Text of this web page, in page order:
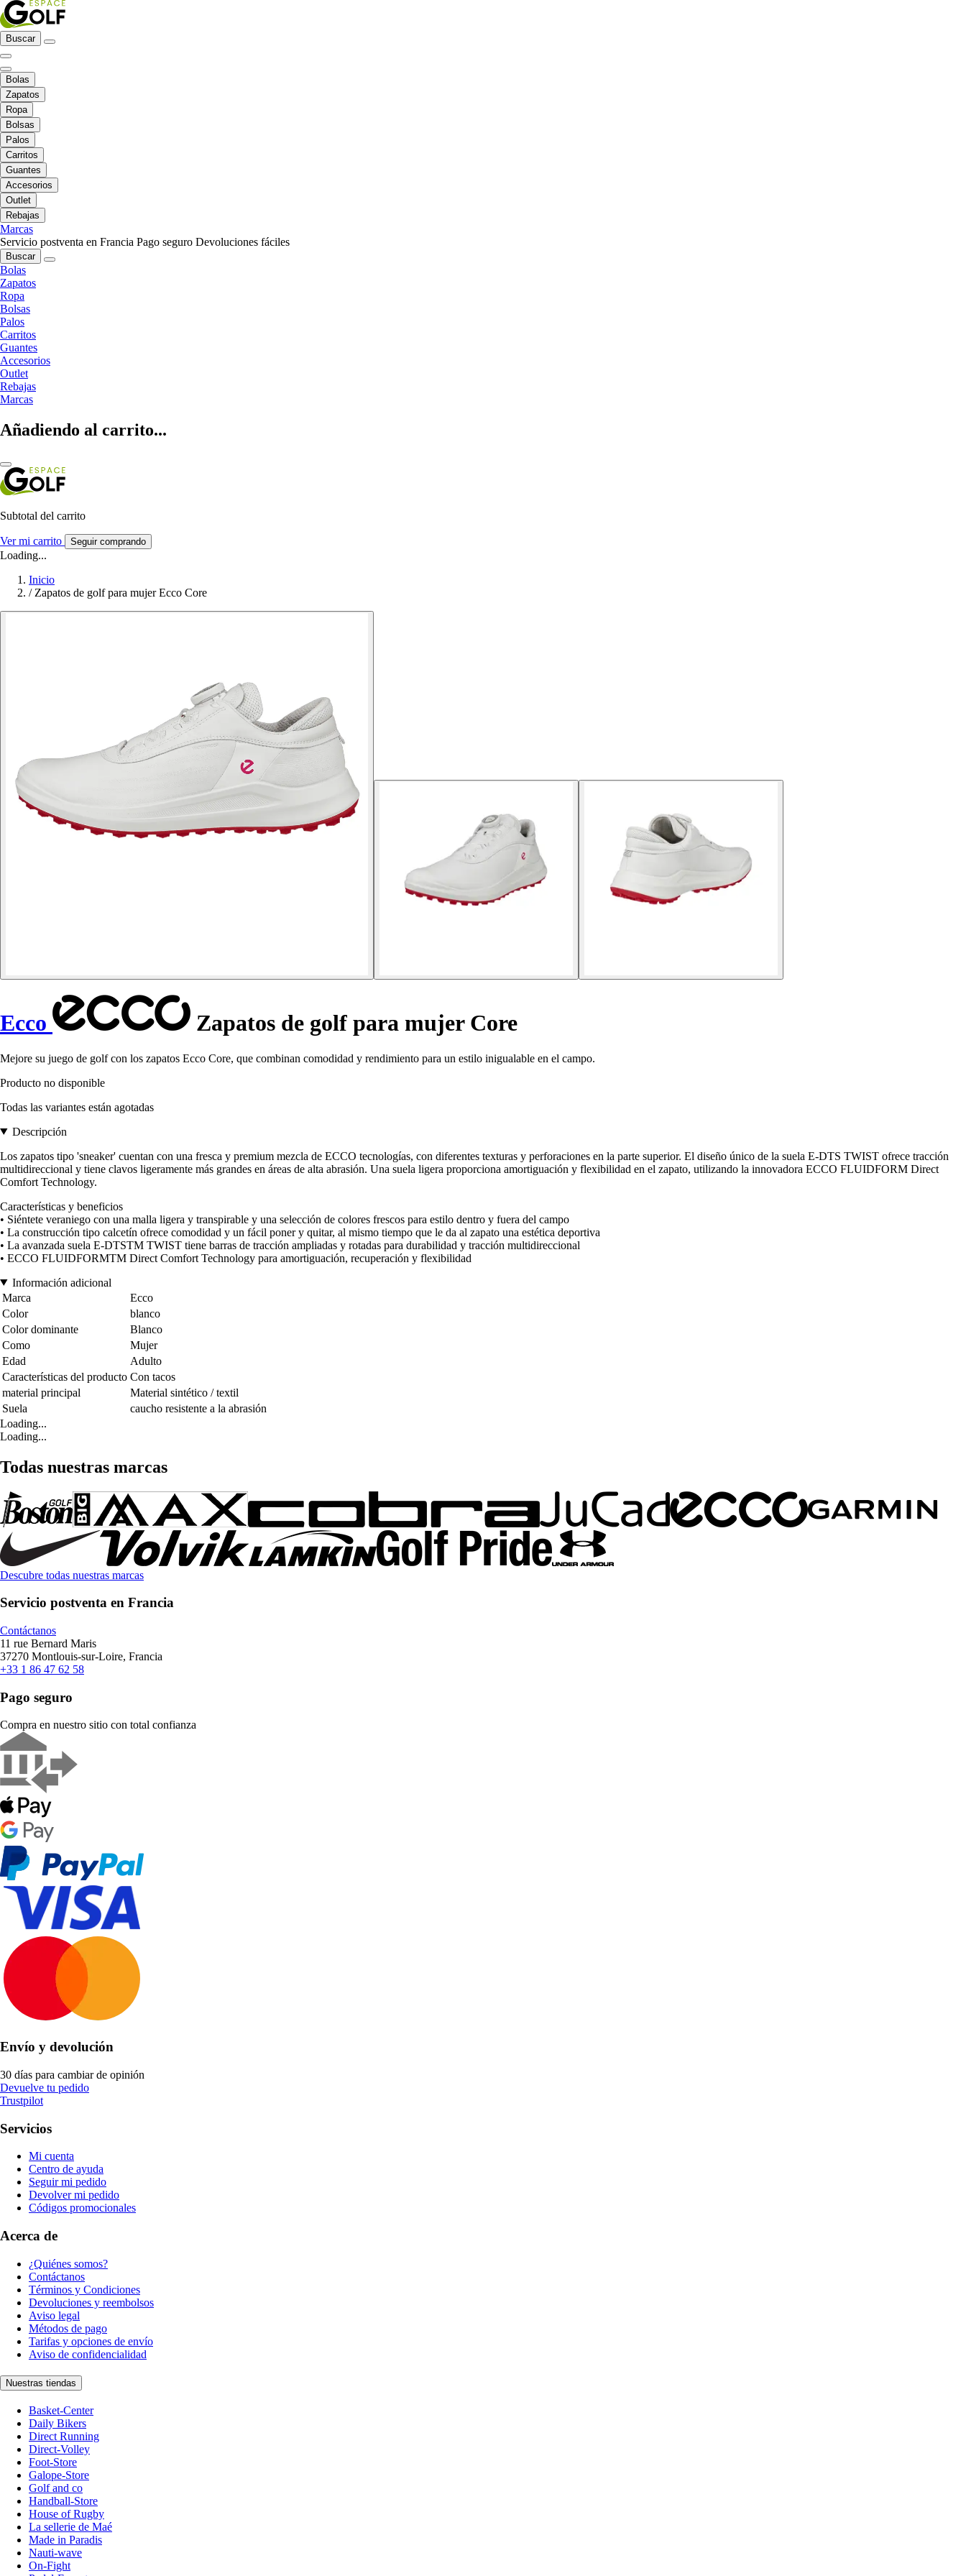
Buscar
Bolas
Zapatos
Ropa
Bolsas
Palos
Carritos
Guantes
Accesorios
Outlet
Rebajas
Marcas
Servicio postventa en Francia Pago seguro Devoluciones fáciles
Buscar
Bolas
Zapatos
Ropa
Bolsas
Palos
Carritos
Guantes
Accesorios
Outlet
Rebajas
Marcas
Añadiendo al carrito...
Subtotal del carrito
Ver mi carrito Seguir comprando
Loading...
Inicio
/ Zapatos de golf para mujer Ecco Core
Ecco Zapatos de golf para mujer Core
Mejore su juego de golf con los zapatos Ecco Core, que combinan comodidad y rendimiento para un estilo inigualable en el campo.
Producto no disponible
Todas las variantes están agotadas
Descripción
Los zapatos tipo 'sneaker' cuentan con una fresca y premium mezcla de ECCO tecnologías, con diferentes texturas y perforaciones en la parte superior. El diseño único de la suela E-DTS TWIST ofrece tracción
multidireccional y tiene clavos ligeramente más grandes en áreas de alta abrasión. Una suela ligera proporciona amortiguación y flexibilidad en el zapato, utilizando la innovadora ECCO FLUIDFORM Direct
Comfort Technology.
Características y beneficios
• Siéntete veraniego con una malla ligera y transpirable y una selección de colores frescos para estilo dentro y fuera del campo
• La construcción tipo calcetín ofrece comodidad y un fácil poner y quitar, al mismo tiempo que le da al zapato una estética deportiva
• La avanzada suela E-DTSTM TWIST tiene barras de tracción ampliadas y rotadas para durabilidad y tracción multidireccional
• ECCO FLUIDFORMTM Direct Comfort Technology para amortiguación, recuperación y flexibilidad
Información adicional
Marca
Ecco
Color
blanco
Color dominante
Blanco
Como
Mujer
Edad
Adulto
Características del producto Con tacos
material principal
Material sintético / textil
Suela
caucho resistente a la abrasión
Loading...
Loading...
Todas nuestras marcas
Descubre todas nuestras marcas
Servicio postventa en Francia
Contáctanos
11 rue Bernard Maris
37270 Montlouis-sur-Loire, Francia
+33 1 86 47 62 58
Pago seguro
Compra en nuestro sitio con total confianza
Envío y devolución
30 días para cambiar de opinión
Devuelve tu pedido
Trustpilot
Servicios
Mi cuenta
Centro de ayuda
Seguir mi pedido
Devolver mi pedido
Códigos promocionales
Acerca de
¿Quiénes somos?
Contáctanos
Términos y Condiciones
Devoluciones y reembolsos
Aviso legal
Métodos de pago
Tarifas y opciones de envío
Aviso de confidencialidad
Nuestras tiendas
Basket-Center
Daily Bikers
Direct Running
Direct-Volley
Foot-Store
Galope-Store
Golf and co
Handball-Store
House of Rugby
La sellerie de Maé
Made in Paradis
Nauti-wave
On-Fight